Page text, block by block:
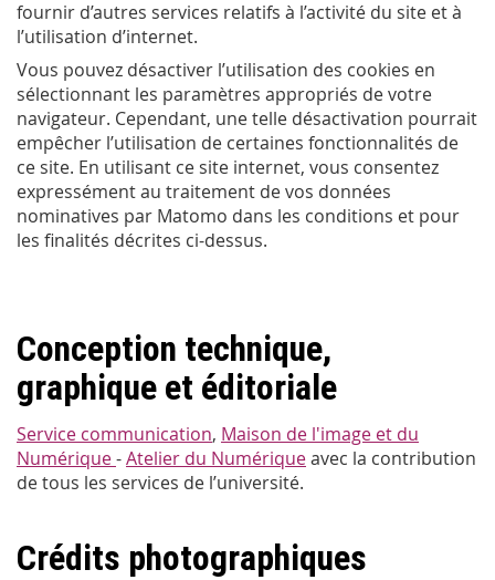
fournir d’autres services relatifs à l’activité du site et à
l’utilisation d’internet.
Vous pouvez désactiver l’utilisation des cookies en
sélectionnant les paramètres appropriés de votre
navigateur. Cependant, une telle désactivation pourrait
empêcher l’utilisation de certaines fonctionnalités de
ce site. En utilisant ce site internet, vous consentez
expressément au traitement de vos données
nominatives par Matomo dans les conditions et pour
les finalités décrites ci-dessus.
Conception technique,
graphique et éditoriale
Service communication, Maison de l'image et du
Numérique-Atelier du Numériqueavec la contribution
de tous les services de l’université.
Crédits photographiques